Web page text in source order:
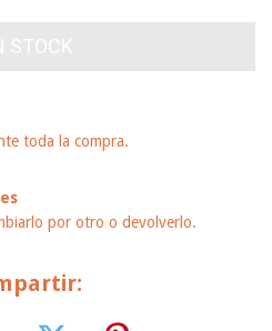
toda la compra.
por otro o devolverlo.